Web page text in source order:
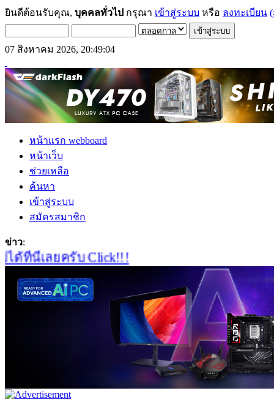
ยินดีต้อนรับคุณ, บุคคลทั่วไป กรุณา เข้าสู่ระบบ หรือ ลงทะเบียน
07 สิงหาคม 2026, 20:49:04
หน้าแรก webboard
หน้าเว็บ
ช่วยเหลือ
ค้นหา
เข้าสู่ระบบ
สมัครสมาชิก
ข่าว:
ที่นี่เลยครับ Click!!!